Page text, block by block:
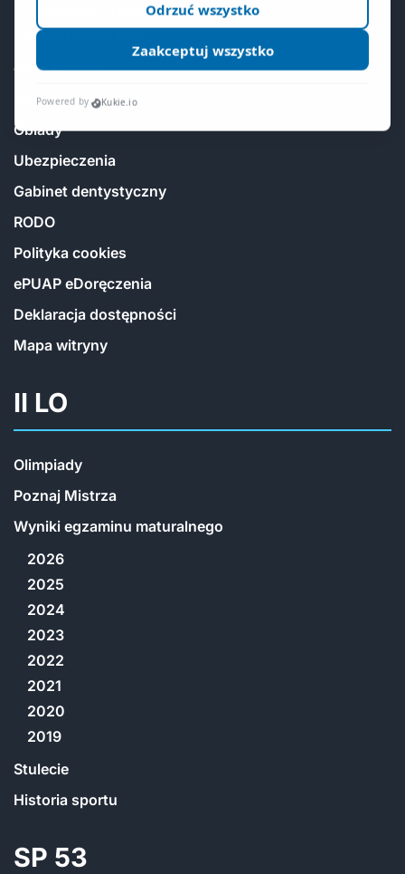
Informacje i regulamin
Biblioteka online
e-legitymacja
mLegitymacja
Obiady
Ubezpieczenia
Gabinet dentystyczny
RODO
Polityka cookies
ePUAP eDoręczenia
Deklaracja dostępności
Mapa witryny
II LO
Olimpiady
Poznaj Mistrza
Wyniki egzaminu maturalnego
2026
2025
2024
2023
2022
2021
2020
2019
Stulecie
Historia sportu
SP 53